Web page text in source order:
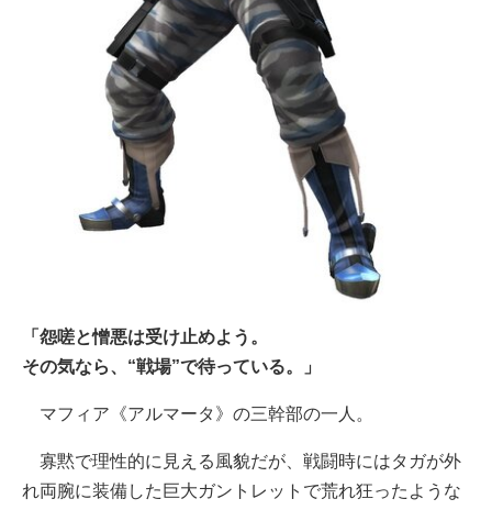
「怨嗟と憎悪は受け止めよう。
その気なら、“戦場”で待っている。」
マフィア《アルマータ》の三幹部の一人。
寡黙で理性的に見える風貌だが、戦闘時にはタガが外
れ両腕に装備した巨大ガントレットで荒れ狂ったような